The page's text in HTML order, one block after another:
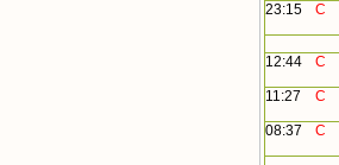
23:15 С
12:44 С
11:27
С
08:37
С